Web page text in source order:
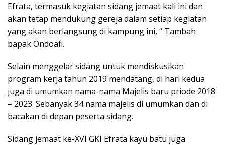
Efrata, termasuk kegiatan sidang jemaat kali ini dan
akan tetap mendukung gereja dalam setiap kegiatan
yang akan berlangsung di kampung ini, “ Tambah
bapak Ondoafi.
Selain menggelar sidang untuk mendiskusikan
program kerja tahun 2019 mendatang, di hari kedua
juga di umumkan nama-nama Majelis baru priode 2018
– 2023. Sebanyak 34 nama majelis di umumkan dan di
bacakan di depan peserta sidang.
Sidang jemaat ke-XVI GKI Efrata kayu batu juga